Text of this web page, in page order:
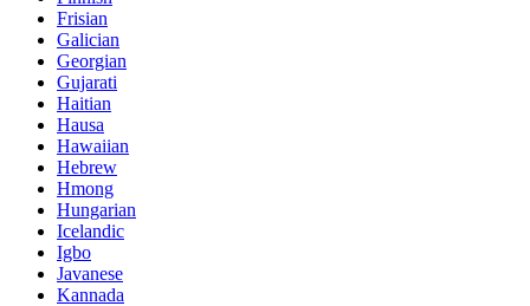
Frisian
Galician
Georgian
Gujarati
Haitian
Hausa
Hawaiian
Hebrew
Hmong
Hungarian
Icelandic
Igbo
Javanese
Kannada